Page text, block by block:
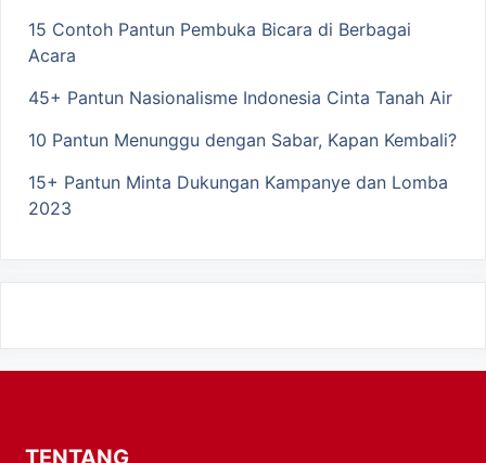
15 Contoh Pantun Pembuka Bicara di Berbagai
Acara
45+ Pantun Nasionalisme Indonesia Cinta Tanah Air
10 Pantun Menunggu dengan Sabar, Kapan Kembali?
15+ Pantun Minta Dukungan Kampanye dan Lomba
2023